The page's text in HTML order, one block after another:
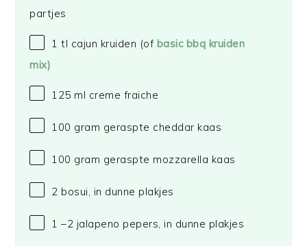
partjes
1 tl cajun kruiden (of basic bbq kruiden
mix)
125 ml creme fraiche
100 gram geraspte cheddar kaas
100 gram geraspte mozzarella kaas
2 bosui, in dunne plakjes
1 –2 jalapeno pepers, in dunne plakjes